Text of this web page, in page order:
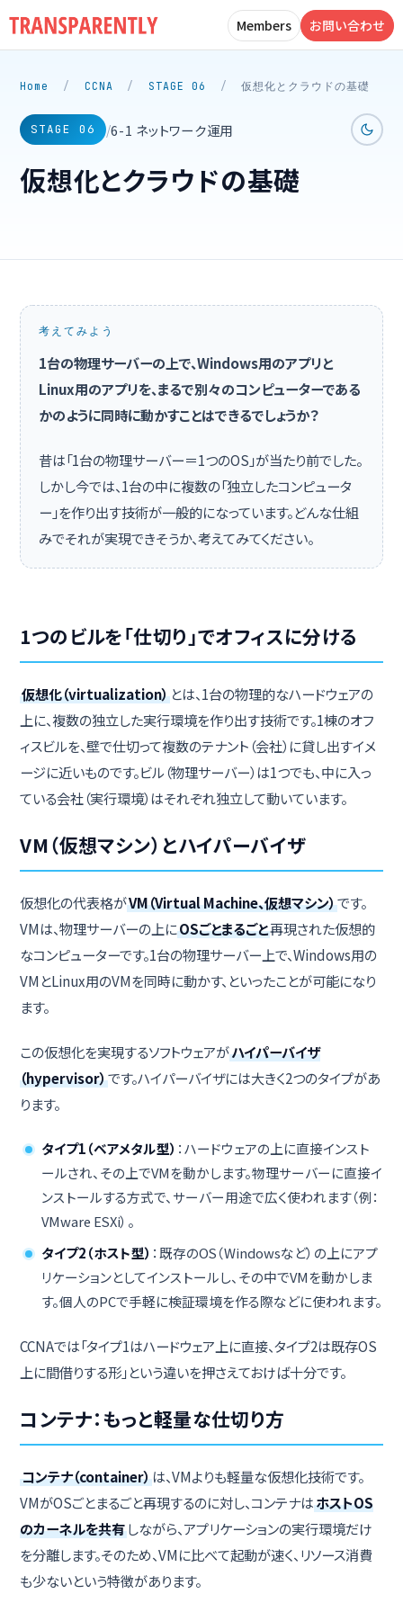
Members お問い合わせ
Home / CCNA / STAGE 06 / 仮想化とクラウドの基礎
STAGE 06 /6-1 ネットワーク運用
仮想化とクラウドの基礎
考えてみよう
1台の物理サーバーの上で、Windows用のアプリと
Linux用のアプリを、まるで別々のコンピューターである
かのように同時に動かすことはできるでしょうか？
昔は「1台の物理サーバー＝1つのOS」が当たり前でした。
しかし今では、1台の中に複数の「独立したコンピュータ
ー」を作り出す技術が一般的になっています。どんな仕組
みでそれが実現できそうか、考えてみてください。
1つのビルを「仕切り」でオフィスに分ける
仮想化（virtualization） とは、1台の物理的なハードウェアの
上に、複数の独立した実行環境を作り出す技術です。1棟のオフ
ィスビルを、壁で仕切って複数のテナント（会社）に貸し出すイメ
ージに近いものです。ビル（物理サーバー）は1つでも、中に入っ
ている会社（実行環境）はそれぞれ独立して動いています。
VM（仮想マシン）とハイパーバイザ
仮想化の代表格がVM（Virtual Machine、仮想マシン）です。
VMは、物理サーバーの上にOSごとまるごと再現された仮想的
なコンピューターです。1台の物理サーバー上で、Windows用の
VMとLinux用のVMを同時に動かす、といったことが可能になり
ます。
この仮想化を実現するソフトウェアがハイパーバイザ
（hypervisor）です。ハイパーバイザには大きく2つのタイプがあ
ります。
タイプ1（ベアメタル型） ：ハードウェアの上に直接インスト
ールされ、その上でVMを動かします。物理サーバーに直接イ
ンストールする方式で、サーバー用途で広く使われます（例：
VMware ESXi）。
タイプ2（ホスト型） ：既存のOS（Windowsなど）の上にアプ
リケーションとしてインストールし、その中でVMを動かしま
す。個人のPCで手軽に検証環境を作る際などに使われます。
CCNAでは「タイプ1はハードウェア上に直接、タイプ2は既存OS
上に間借りする形」という違いを押さえておけば十分です。
コンテナ：もっと軽量な仕切り方
コンテナ（container）は、VMよりも軽量な仮想化技術です。
VMがOSごとまるごと再現するのに対し、コンテナはホストOS
のカーネルを共有しながら、アプリケーションの実行環境だけ
を分離します。そのため、VMに比べて起動が速く、リソース消費
も少ないという特徴があります。